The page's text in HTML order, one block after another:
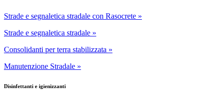
Strade e segnaletica stradale con Rasocrete »
Strade e segnaletica stradale »
Consolidanti per terra stabilizzata »
Manutenzione Stradale »
Disinfettanti e igienizzanti